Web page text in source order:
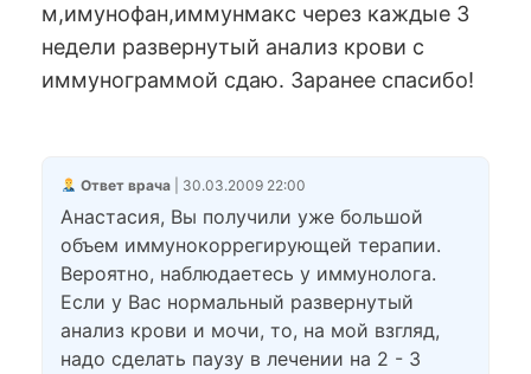
м,имунофан,иммунмакс через каждые 3
недели развернутый анализ крови с
иммунограммой сдаю. Заранее спасибо!
Ответ врача| 30.03.2009 22:00
Анастасия, Вы получили уже большой
объем иммунокоррегирующей терапии.
Вероятно, наблюдаетесь у иммунолога.
Если у Вас нормальный развернутый
анализ крови и мочи, то, на мой взгляд,
надо сделать паузу в лечении на 2 - 3